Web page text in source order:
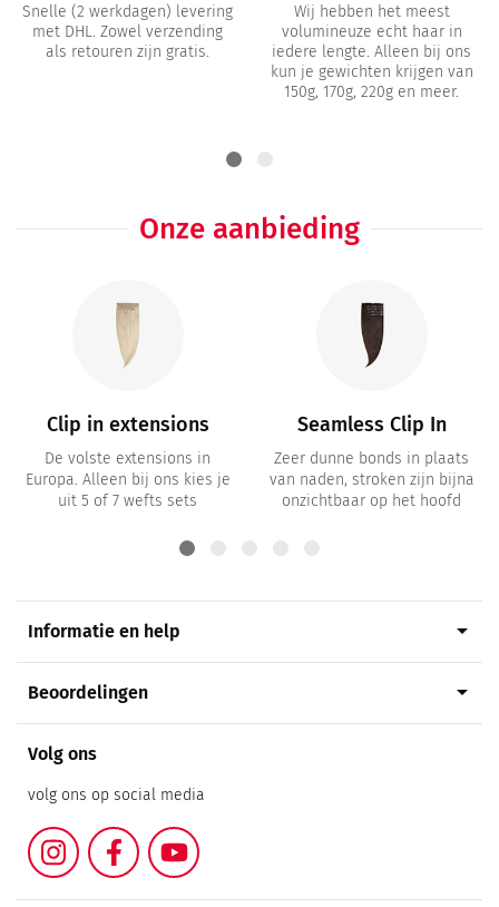
Snelle (2 werkdagen) levering
met DHL. Zowel verzending
als retouren zijn gratis.
Wij hebben het meest
volumineuze echt haar in
iedere lengte. Alleen bij ons
kun je gewichten krijgen van
150g, 170g, 220g en meer.
Onze aanbieding
Clip in extensions
De volste extensions in
Europa. Alleen bij ons kies je
uit 5 of 7 wefts sets
Seamless Clip In
Zeer dunne bonds in plaats
van naden, stroken zijn bijna
onzichtbaar op het hoofd
Informatie en help arrow_drop_down
Volg ons
volg ons op social media
InstagramFacebookYouTube
Beoordelingen arrow_drop_down